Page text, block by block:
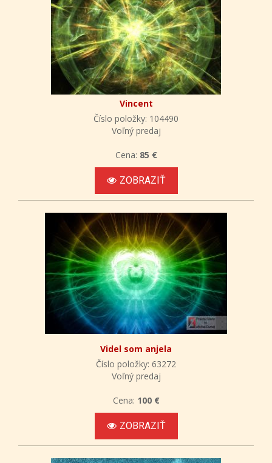
Vincent
Číslo položky: 104490
Voľný predaj
Cena: 85 €
ZOBRAZIŤ
Videl som anjela
Číslo položky: 63272
Voľný predaj
Cena: 100 €
ZOBRAZIŤ